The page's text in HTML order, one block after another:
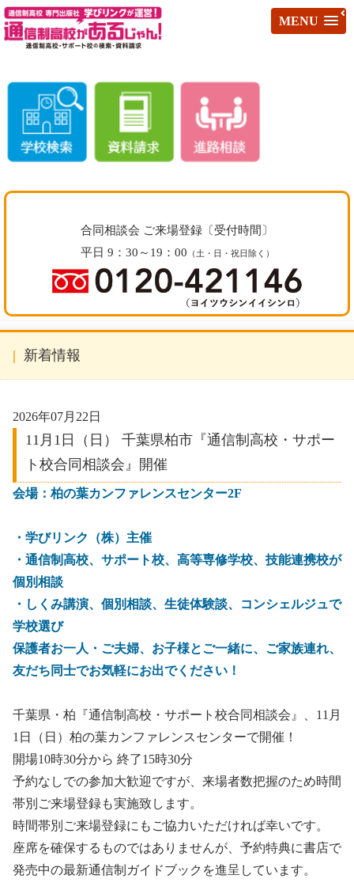
MENU
合同相談会 ご来場登録〔受付時間〕
平日 9：30～19：00 （土・日・祝日除く）
新着情報
2026年07月22日
11月1日（日） 千葉県柏市『通信制高校・サポー
ト校合同相談会』開催
会場：柏の葉カンファレンスセンター2F
・学びリンク（株）主催
・通信制高校、サポート校、高等専修学校、技能連携校が
個別相談
・しくみ講演、個別相談、生徒体験談、コンシェルジュで
学校選び
保護者お一人・ご夫婦、お子様とご一緒に、ご家族連れ、
友だち同士でお気軽にお出でください！
千葉県・柏『通信制高校・サポート校合同相談会』、11月
1日（日）柏の葉カンファレンスセンターで開催！
開場10時30分から 終了15時30分
予約なしでの参加大歓迎ですが、来場者数把握のため時間
帯別ご来場登録も実施致します。
時間帯別ご来場登録にもご協力いただければ幸いです。
座席を確保するものではありませんが、予約特典に書店で
発売中の最新通信制ガイドブックを進呈しています。